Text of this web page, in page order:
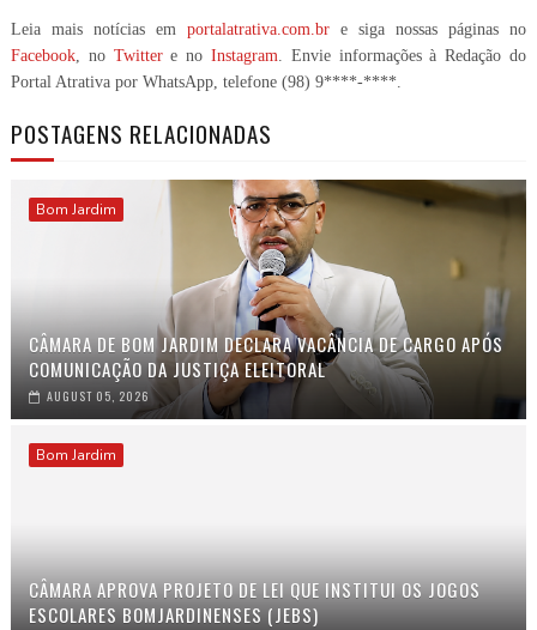
Leia mais notícias em portalatrativa.com.br e siga nossas páginas no
Facebook, no Twittere noInstagram . Envie informações à Redação do
Portal Atrativa por WhatsApp, telefone (98) 9****-****
POSTAGENS RELACIONADAS
Bom Jardim
CÂMARA DE BOM JARDIM DECLARA VACÂNCIA DE CARGO APÓS
COMUNICAÇÃO DA JUSTIÇA ELEITORAL
AUGUST 05, 2026
Bom Jardim
CÂMARA APROVA PROJETO DE LEI QUE INSTITUI OS JOGOS
ESCOLARES BOMJARDINENSES (JEBS)